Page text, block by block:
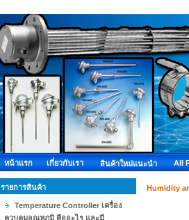
หน้าแรก เกี่ยวกับเรา สินค้าใหม่แนะนำ All
รายการสินค้า
Temperature Controller เครื่อง
ควบคุมอุณหภูมิ คืออะไร และมี
Humidity